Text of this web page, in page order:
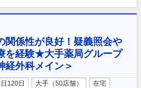
関係性が良好！疑義照会や
を経験★大手薬局グループ
経外科メイン＞
120日 大手（50店舗）
在宅